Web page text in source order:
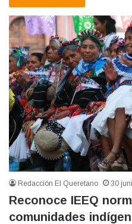
Redacción El Queretano 30
Reconoce IEEQ
comunidades